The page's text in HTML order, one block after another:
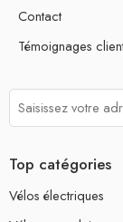
Contact
Témoignages
Top catégories
Vélos électriques